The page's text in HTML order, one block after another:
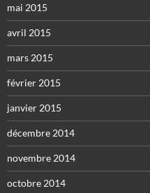
mai 2015
avril 2015
mars 2015
février 2015
janvier 2015
décembre 2014
novembre 2014
octobre 2014